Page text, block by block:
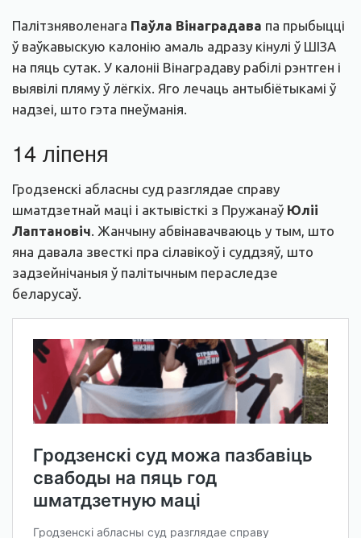
Палітзняволенага Паўла Вінаградава па прыбыцці
ў ваўкавыскую калонію амаль адразу кінулі ў ШІЗА
на пяць сутак. У калоніі Вінаградаву рабілі рэнтген і
выявілі пляму ў лёгкіх. Яго лечаць антыбіётыкамі ў
надзеі, што гэта пнеўманія.
14 ліпеня
Гродзенскі абласны суд разглядае справу
шматдзетнай маці і актывісткі з Пружанаў Юліі
Лаптановіч . Жанчыну абвінавачваюць у тым, што
яна давала звесткі пра сілавікоў і суддзяў, што
задзейнічаныя ў палітычным пераследзе
беларусаў.